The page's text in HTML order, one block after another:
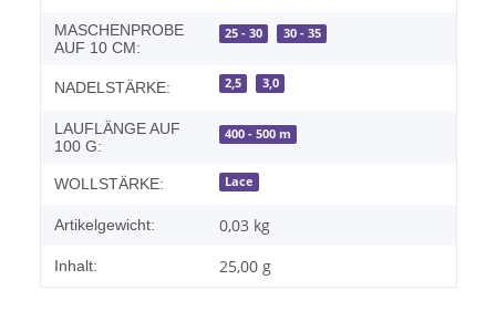
MASCHENPROBE
AUF 10 CM:
25 - 30 30 - 35
NADELSTÄRKE: 2,5 3,0
LAUFLÄNGE AUF
100 G:
400 - 500 m
WOLLSTÄRKE: Lace
Artikelgewicht: 0,03 kg
Inhalt: 25,00 g